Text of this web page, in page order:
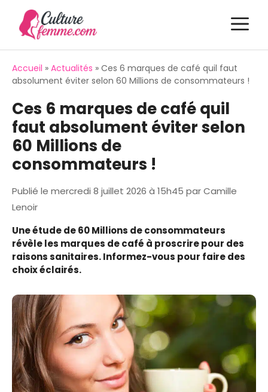
contenu
Accueil » Actualités » Ces 6 marques de café quil faut
absolument éviter selon 60 Millions de consommateurs !
Ces 6 marques de café quil
faut absolument éviter selon
60 Millions de
consommateurs !
Publié le mercredi 8 juillet 2026 à 15h45 parCamille
Lenoir
Une étude de 60 Millions de consommateurs
révèle les marques de café à proscrire pour des
raisons sanitaires. Informez-vous pour faire des
choix éclairés.